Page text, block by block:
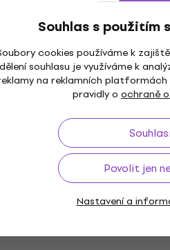
Souhlas s použitím
cookies používáme k
souhlasu je využíváme k
na reklamních
pravidly o ochraně
Povolit jen
Nastavení a